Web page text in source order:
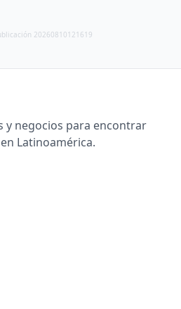
20260810121619
y negocios para encontrar
Latinoamérica.